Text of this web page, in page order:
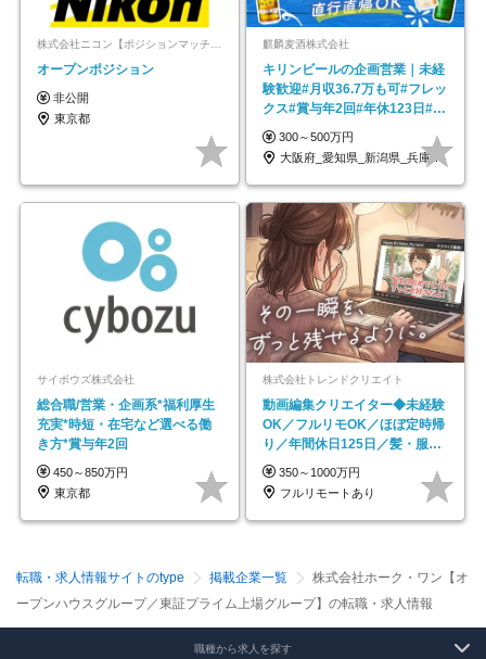
株式会社ニコン【ポジションマッチ登録】
オープンポジション
非公開
東京都
麒麟麦酒株式会社
キリンビールの企画営業｜未経
験歓迎#月収36.7万も可#フレッ
クス#賞与年2回#年休123日#完
全週休2日制
300～500万円
大阪府_愛知県_新潟県_兵庫県_福岡県
サイボウズ株式会社
総合職/営業・企画系*福利厚生
充実*時短・在宅など選べる働
き方*賞与年2回
450～850万円
東京都
株式会社トレンドクリエイト
動画編集クリエイター◆未経験
OK／フルリモOK／ほぼ定時帰
り／年間休日125日／髪・服・
ネイル自由／副業OK
350～1000万円
フルリモートあり
転職・求人情報サイトのtype 掲載企業一覧
株式会社ホーク・ワン【オ
ープンハウスグループ／東証プライム上場グループ】の転職・求人情報
職種から求人を探す